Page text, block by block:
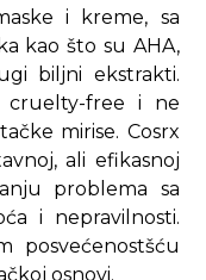
i kreme, sa
kao što su AHA,
biljni ekstrakti.
cruelty-free i ne
mirise. Cosrx
ali efikasnoj
problema sa
i nepravilnosti.
posvećenostšću
osnovi.